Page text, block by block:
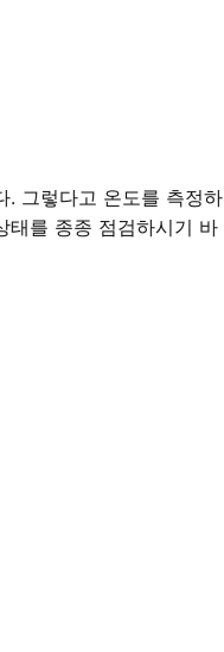
. 그렇다고 온도를 측정하
태를 종종 점검하시기 바